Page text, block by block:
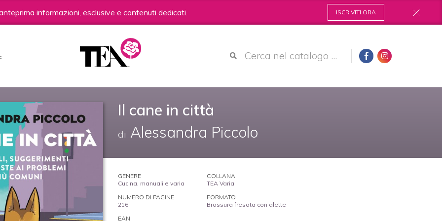
informazioni, esclusive e contenuti dedicati. ISCRIVITI ORA
Il cane in città
di Alessandra Piccolo
GENERE
Cucina, manuali e varia
COLLANA
TEA Varia
NUMERO DI PAGINE
216
FORMATO
Brossura fresata con alette
EAN